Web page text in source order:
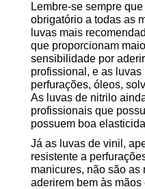
Lembre-se sempre
obrigatório a todas as
luvas mais
que proporcionam
sensibilidade por
profissional, e as
perfurações, óleos,
As luvas de nitrilo
profissionais que
possuem boa
Já as luvas de vinil,
resistente a
manicures, não são
aderirem bem às